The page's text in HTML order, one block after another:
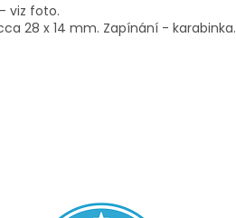
viz foto.
28 x 14 mm. Zapínání - karabinka.